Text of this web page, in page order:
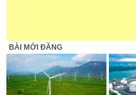
BÀI MỚI ĐĂNG